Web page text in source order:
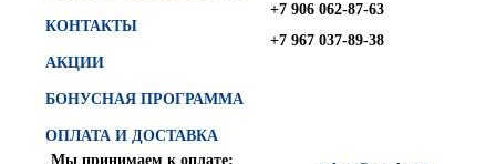
КОНТАКТЫ
АКЦИИ
БОНУСНАЯ ПРОГРАММА
ОПЛАТА И ДОСТАВКА
+7 906 062-87-63
+7 967 037-89-38
Мы принимаем к оплате: